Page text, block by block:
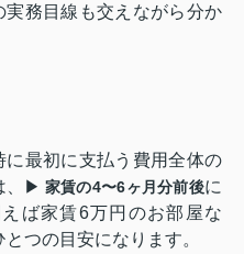
務目線も交えながら分か
最初に支払う費用全体の
▶ 家賃の4〜6ヶ月分前後に
ば家賃6万円のお部屋な
とつの目安になります。